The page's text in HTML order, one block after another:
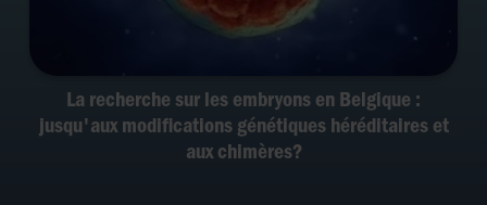
La recherche sur les embryons en Belgique :
jusqu'aux modifications génétiques héréditaires et
aux chimères?